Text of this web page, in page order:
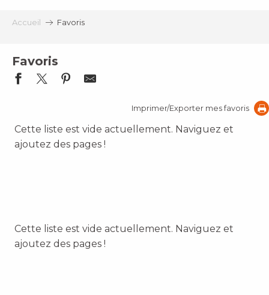
Accueil Favoris
Favoris
Imprimer/Exporter mes favoris
Cette liste est vide actuellement. Naviguez et
ajoutez des pages !
Cette liste est vide actuellement. Naviguez et
ajoutez des pages !